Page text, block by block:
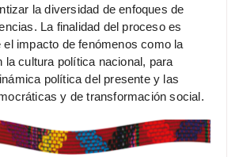
la diversidad de enfoques de
La finalidad del proceso es
impacto de fenómenos como la
la cultura política nacional, para
política del presente y las
y de transformación social.